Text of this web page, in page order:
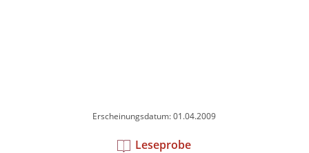
Erscheinungsdatum: 01.04.2009
Leseprobe